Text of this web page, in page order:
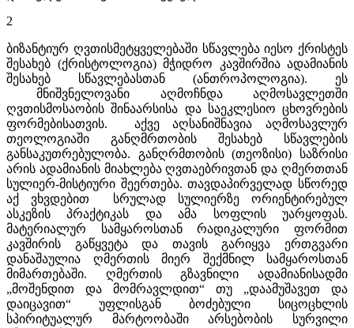
2
ბიზანტიურ ღვთისმეტყველებაში სწავლება იესო ქრისტეს
შესახებ (ქრისტოლოგია) მჭიდრო კავშირშია ადამიანის
შესახებ სწავლებასთან (ანთროპოლოგია). ეს
მნიშვნელოვანი აღმოჩნდა აღმოსავლეთში
ღვთისმოსაობის შინაარსისა და საეკლესიო ცხოვრების
ფორმებისათვის. აქვე აღსანიშნავია აღმოსავლურ
თეოლოგიაში განღმრთობის შესახებ სწავლების
განსაკუთრებულობა. განღრმთობის (თეოზისი) საზრისი
არის ადამიანის მიახლება ღვთაებრივთან და ღმერთთან
სულიერ-მისტიური შეერთება. თავდაპირველად სწორედ
აქ ვხვდებით სრულად სულიერზე ორიენტირებულ
ასკეზის პრაქტიკას და ამა სოფლის უარყოფას.
მატერიალურ სამყაროსთან რადიკალური ფორმით
კავშირის გაწყვეტა და თავის გარიყვა ერთგვარი
დანაშაულია ღმერთის მიერ შექმნილ სამყაროსთან
მიმართებაში. ღმერთის გზავნილი ადამიანისადმი
„მოშენდით და მომრავლდით“ თუ „დაამუშავეთ და
დაიცავით“ უფლისგან ბოძებული სიცოცხლის
სპირიტუალურ მარტოობაში არსებობის სურვილი